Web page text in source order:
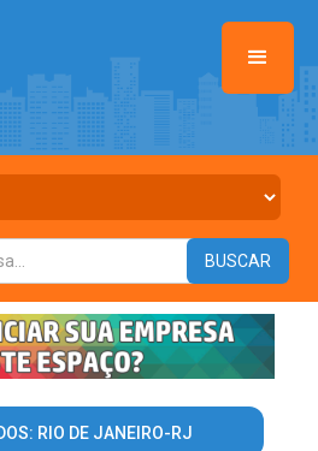
RIO DE JANEIRO-RJ